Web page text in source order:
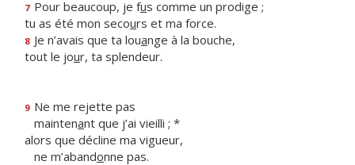
7 Pour beaucoup, je fus comme un prodige ;
tu as été mon secours et ma force.
8 Je n’avais que ta louange à la bouche,
tout le jour, ta splendeur.
9 Ne me rejette pas
maintenant que j’ai vieilli ; *
alors que décline ma vigueur,
ne m’abandonne pas.